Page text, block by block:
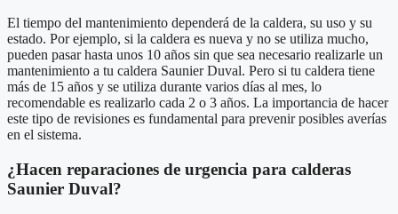
El tiempo del mantenimiento dependerá de la caldera, su uso y su
estado. Por ejemplo, si la caldera es nueva y no se utiliza mucho,
pueden pasar hasta unos 10 años sin que sea necesario realizarle un
mantenimiento a tu caldera Saunier Duval. Pero si tu caldera tiene
más de 15 años y se utiliza durante varios días al mes, lo
recomendable es realizarlo cada 2 o 3 años. La importancia de hacer
este tipo de revisiones es fundamental para prevenir posibles averías
en el sistema.
¿Hacen reparaciones de urgencia para calderas
Saunier Duval?